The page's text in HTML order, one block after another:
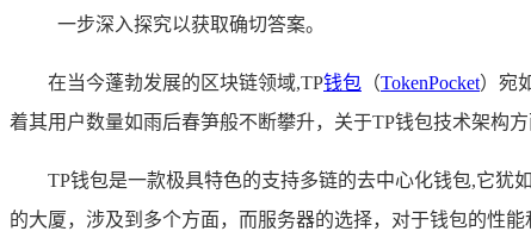
一步深入探究以获取确切答案。
在当今蓬勃发展的区块链领域,TP钱包 （TokenPocket）宛
着其用户数量如雨后春笋般不断攀升，关于TP钱包技术架构
TP钱包是一款极具特色的支持多链的去中心化钱包,它犹
的大厦，涉及到多个方面，而服务器的选择，对于钱包的性